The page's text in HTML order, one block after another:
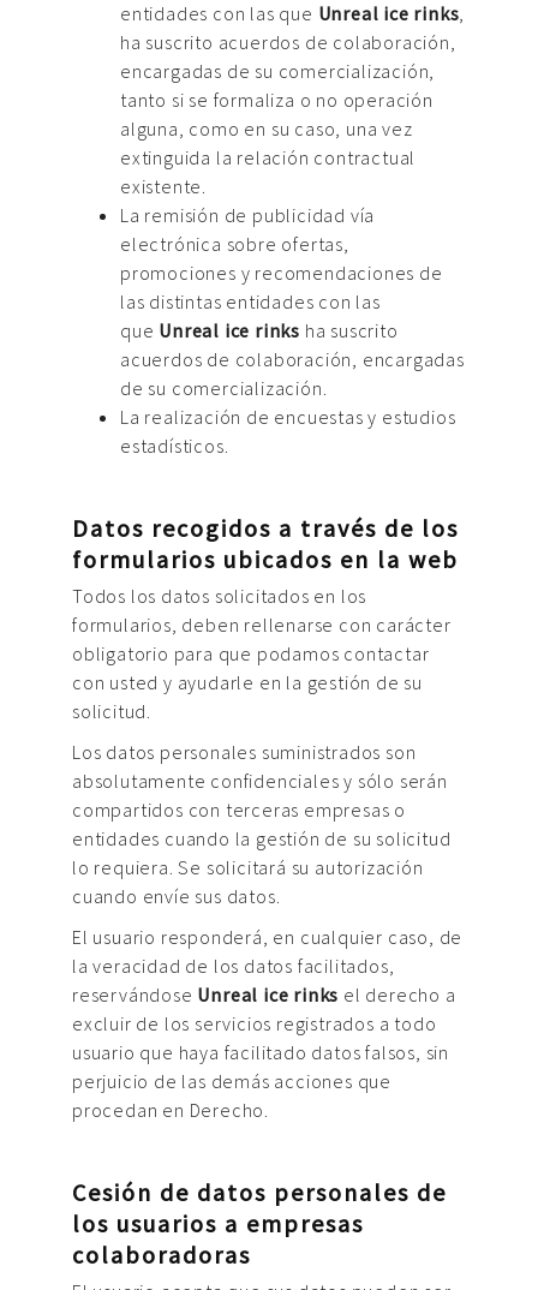
entidades con las que Unreal ice rinks,
ha suscrito acuerdos de colaboración,
encargadas de su comercialización,
tanto si se formaliza o no operación
alguna, como en su caso, una vez
extinguida la relación contractual
existente.
La remisión de publicidad vía
electrónica sobre ofertas,
promociones y recomendaciones de
las distintas entidades con las
que Unreal ice rinks ha suscrito
acuerdos de colaboración, encargadas
de su comercialización.
La realización de encuestas y estudios
estadísticos.
Datos recogidos a través de los
formularios ubicados en la web
Todos los datos solicitados en los
formularios, deben rellenarse con carácter
obligatorio para que podamos contactar
con usted y ayudarle en la gestión de su
solicitud.
Los datos personales suministrados son
absolutamente confidenciales y sólo serán
compartidos con terceras empresas o
entidades cuando la gestión de su solicitud
lo requiera. Se solicitará su autorización
cuando envíe sus datos.
El usuario responderá, en cualquier caso, de
la veracidad de los datos facilitados,
reservándose Unreal ice rinks el derecho a
excluir de los servicios registrados a todo
usuario que haya facilitado datos falsos, sin
perjuicio de las demás acciones que
procedan en Derecho.
Cesión de datos personales de
los usuarios a empresas
colaboradoras